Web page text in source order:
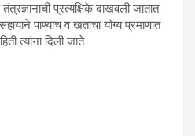
प्रत्यक्षिके दाखवली जातात.
पाण्याच व खतांचा योग्य प्रमाणात
त्यांना दिली जाते.